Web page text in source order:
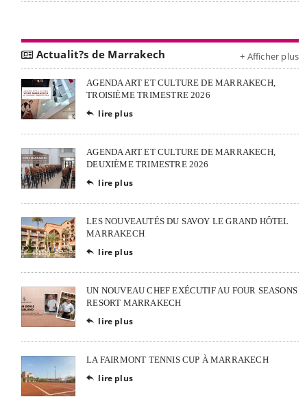
Actualit?s de Marrakech + Afficher plus
AGENDA ART ET CULTURE DE MARRAKECH,
TROISIÈME TRIMESTRE 2026
 lire plus
AGENDA ART ET CULTURE DE MARRAKECH,
DEUXIÈME TRIMESTRE 2026
 lire plus
LES NOUVEAUTÉS DU SAVOY LE GRAND HÔTEL
MARRAKECH
 lire plus
UN NOUVEAU CHEF EXÉCUTIF AU FOUR SEASONS
RESORT MARRAKECH
 lire plus
LA FAIRMONT TENNIS CUP À MARRAKECH
 lire plus